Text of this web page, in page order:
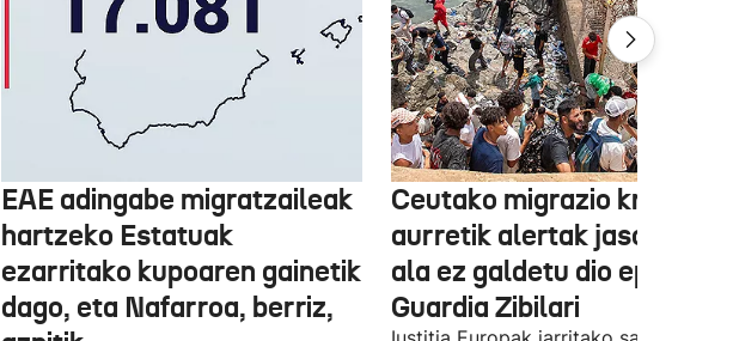
EAE adingabe migratzaileak
hartzeko Estatuak
ezarritako kupoaren gainetik
dago, eta Nafarroa, berriz,
Ceutako migrazio krisiaren
aurretik alertak jaso zituen
ala ez galdetu dio epaileak
Guardia Zibilari